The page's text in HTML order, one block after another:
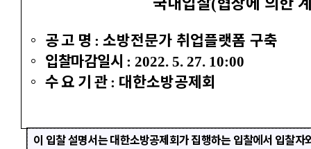
(
◦ 공 고 명 : 소방전문가 취업플랫폼 구축
◦ 입찰마감일시 : 2022. 5. 27. 10:00
◦ 수 요기 관 : 대한소방공제회
이 입찰 설명서는 대한소방공제회가 집행하는 입찰에서 입찰자